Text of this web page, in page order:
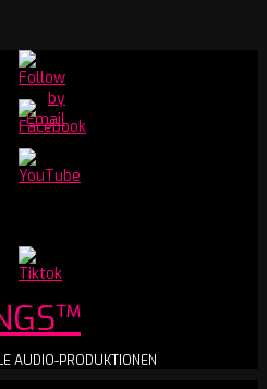
Youtube
Channel
AUDIO-PRODUKTIONEN